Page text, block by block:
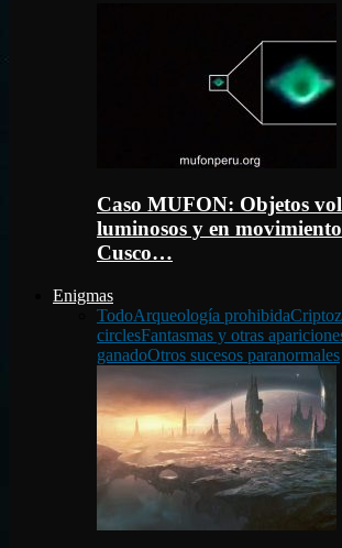
Caso MUFON: Objetos
luminosos y en
Cusco…
Enigmas
TodoArqueología prohibida
circlesFantasmas y otras
ganadoOtros sucesos paranormales